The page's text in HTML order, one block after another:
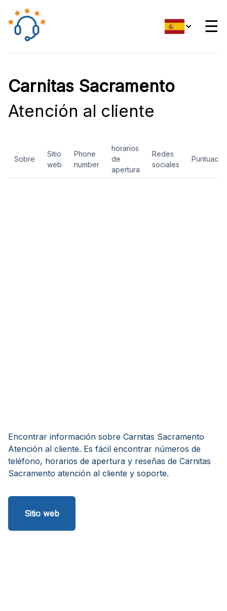
☰
Carnitas Sacramento
Atención al cliente
Sobre
Sitio
web
Phone
number
horarios
de
apertura
Redes
sociales
Encontrar información sobre Carnitas Sacramento
Atención al cliente. Es fácil encontrar números de
teléfono, horarios de apertura y reseñas de Carnitas
Sacramento atención al cliente y soporte.
Sitio web